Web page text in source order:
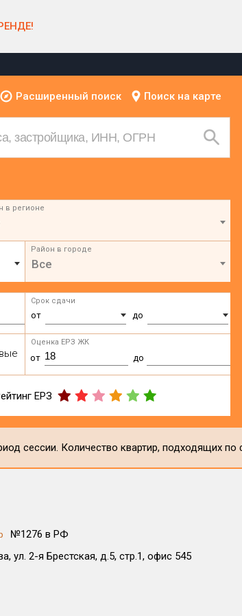
Расширенный поиск Поиск на карте
в регионе
Район в городе
Все
Срок сдачи
от до
Оценка ЕРЗ ЖК
от до
ЕРЗ
сессии. Количество квартир, подходящих
№1276 в РФ
ул. 2-я Брестская, д.5, стр.1, офис 545